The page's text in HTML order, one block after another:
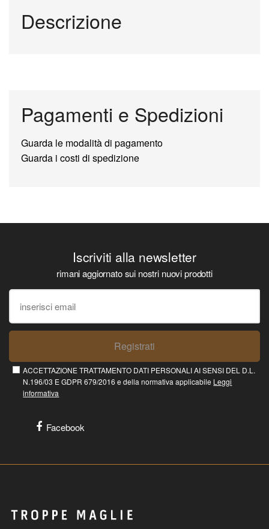
Descrizione
Pagamenti e Spedizioni
Guarda le modalità di pagamento
Guarda i costi di spedizione
Iscriviti alla newsletter
rimani aggiornato sui nostri nuovi prodotti
Registrati
ACCETTAZIONE TRATTAMENTO DATI PERSONALI AI SENSI DEL D.L.
N.196/03 E GDPR 679/2016 e della normativa applicabile Leggi
informativa
Facebook